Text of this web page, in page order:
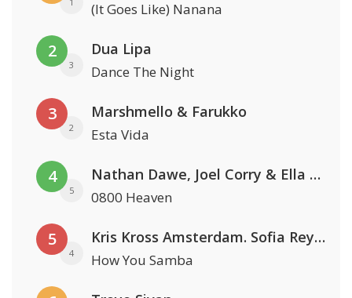
(It Goes Like) Nanana
2
3
Dua Lipa
Dance The Night
3
2
Marshmello & Farukko
Esta Vida
4
5
Nathan Dawe, Joel Corry & Ella Henderson
0800 Heaven
5
4
Kris Kross Amsterdam. Sofia Reyes & Tinie Tempah
How You Samba